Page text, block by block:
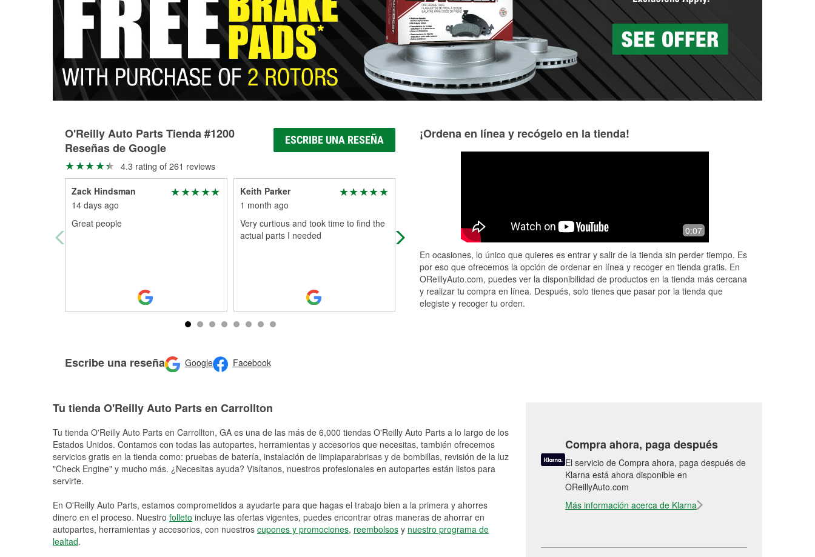
O'Reilly Auto Parts Tienda #1200
Reseñas de Google
ESCRIBE UNA RESEÑA
4.3 rating of 261 reviews
Zack Hindsman
14 days ago
Great people
Keith Parker
1 month ago
Very curtious and took time to find the
actual parts I needed
Had what I needed.
Great customer service from
O'ReillyAuto parts today. I was in and
and the gentleman who helped me
came o ...Read More
Escribe una reseña Google Facebook
¡Ordena en línea y recógelo en la tienda!
0:07
En ocasiones, lo único que quieres es entrar y salir de la tienda sin perder tiempo. Es
por eso que ofrecemos la opción de ordenar en línea y recoger en tienda gratis. En
OReillyAuto.com, puedes ver la disponibilidad de productos en la tienda más cercana
y realizar tu compra en línea. Después, solo tienes que pasar por la tienda que
elegiste y recoger tu orden.
Tu tienda O'Reilly Auto Parts en Carrollton
Tu tienda O'Reilly Auto Parts en Carrollton, GA es una de las más de 6,000 tiendas O'Reilly Auto Parts a lo largo de los
Estados Unidos. Contamos con todas las autopartes, herramientas y accesorios que necesitas, también ofrecemos
servicios gratis en la tienda como: pruebas de batería, instalación de limpiaparabrisas y de bombillas, revisión de la luz
"Check Engine" y mucho más. ¿Necesitas ayuda? Visítanos, nuestros profesionales en autopartes están listos para
servirte.
En O'Reilly Auto Parts, estamos comprometidos a ayudarte para que hagas el trabajo bien a la primera y ahorres
dinero en el proceso. Nuestro folleto incluye las ofertas vigentes, puedes encontrar otras maneras de ahorrar en
autopartes, herramientas y accesorios, con nuestros cupones y promociones, reembolsos y nuestro programa de
lealtad.
Compra ahora, paga después
El servicio de Compra ahora, paga después de
Klarna está ahora disponible en
OReillyAuto.com
Más información acerca de Klarna